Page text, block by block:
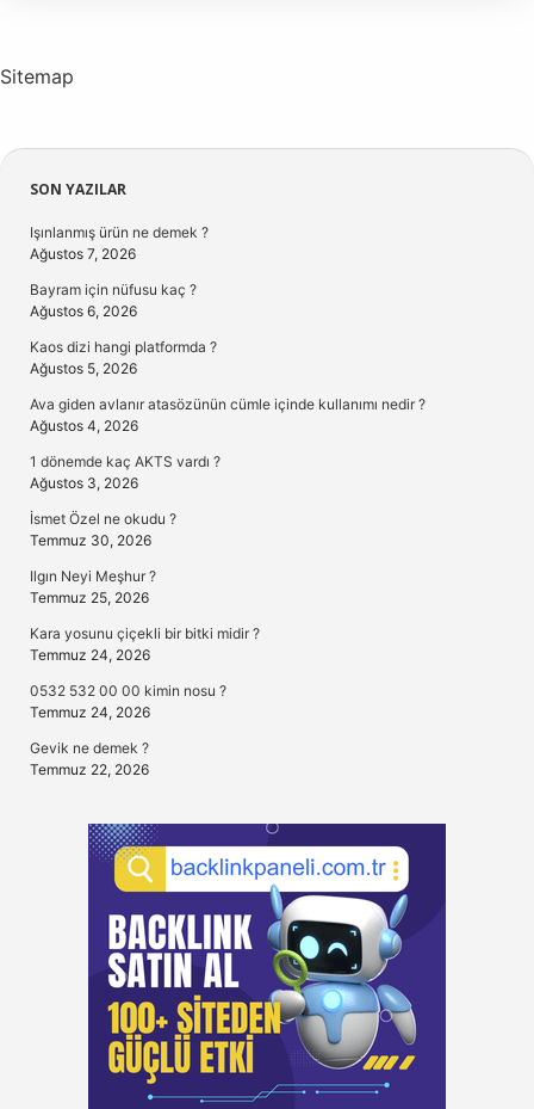
Sitemap
Sidebar
SON YAZILAR
Işınlanmış ürün ne demek ?
Ağustos 7, 2026
Bayram için nüfusu kaç ?
Ağustos 6, 2026
Kaos dizi hangi platformda ?
Ağustos 5, 2026
Ava giden avlanır atasözünün cümle içinde kullanımı nedir ?
Ağustos 4, 2026
1 dönemde kaç AKTS vardı ?
Ağustos 3, 2026
İsmet Özel ne okudu ?
Temmuz 30, 2026
Ilgın Neyi Meşhur ?
Temmuz 25, 2026
Kara yosunu çiçekli bir bitki midir ?
Temmuz 24, 2026
0532 532 00 00 kimin nosu ?
Temmuz 24, 2026
Gevik ne demek ?
Temmuz 22, 2026